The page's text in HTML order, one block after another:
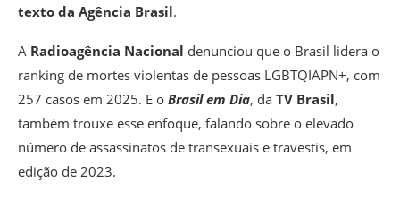
texto da Agência Brasil.
A Radioagência Nacional denunciou que o Brasil lidera o
ranking de mortes violentas de pessoas LGBTQIAPN+, com
257 casos em 2025. E o Brasil em Dia, da TV Brasil,
também trouxe esse enfoque, falando sobre o elevado
número de assassinatos de transexuais e travestis, em
edição de 2023.